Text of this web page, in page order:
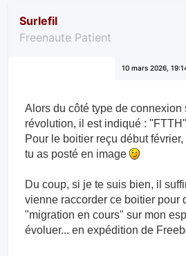
Surlefil
Freenaute Patient
10 mars 2026,
Alors du côté type de connexion
révolution, il est indiqué :
Pour le boitier reçu début
tu as posté en image
Du coup, si je te suis bien, il
vienne raccorder ce boitier pour
"migration en cours" sur mon
évoluer... en expédition de